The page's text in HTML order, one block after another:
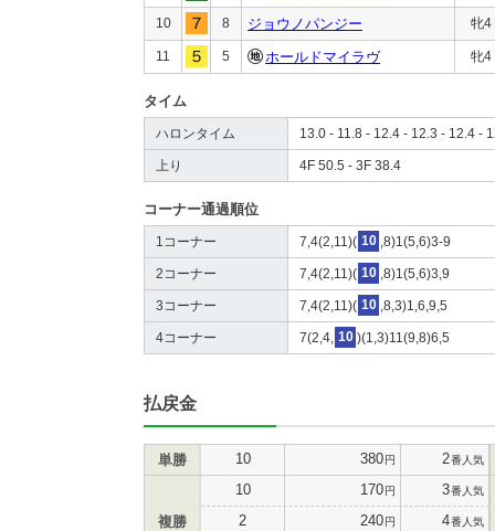
10 8 ジョウノパンジー 牝4
11 5 ホールドマイラヴ 牝4
タイム
ハロンタイム 13.0 - 11.8 - 12.4 - 12.3 - 12.4 -
上り 4F 50.5 - 3F 38.4
コーナー通過順位
1コーナー 7,4(2,11)( 10 ,8)1(5,6)3-9
2コーナー 7,4(2,11)( 10 ,8)1(5,6)3,9
3コーナー 7,4(2,11)( 10 ,8,3)1,6,9,5
4コーナー 7(2,4, 10 )(1,3)11(9,8)6,5
払戻金
単勝 10 380円 2番人気
複勝
10 170円 3番人気
2 240円 4番人気